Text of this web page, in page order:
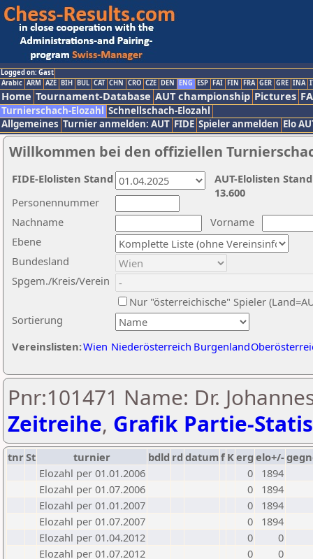
Logged on: Gast
Arabic ARM AZE BIH BUL CAT CHN CRO CZE DEN ENG ESP FAI FIN FRA GER GRE INA
Home Tournament-Database AUT championship Pictures
Turnierschach-Elozahl Schnellschach-Elozahl
Allgemeines Turnier anmelden: AUT FIDE Spieler anmelden Elo
Willkommen bei den offiziellen
Nachname
Vorname
Ebene
Sortierung
Personennummer
Bundesland
Spgem./Kreis/Verein
Nur "österreichische" Spieler
Vereinslisten:Wien Niederösterreich Burgenland
AUT-Elolisten
13.600
FIDE-Elolisten Stand
Pnr:101471 Name: Dr.
Zeitreihe, Grafik Partie-
tnrSt turnier bdld rd datumf Kerg elo+/-
Elozahl per 01.01.2006
0
1894
Elozahl per 01.07.2006
0
1894
Elozahl per 01.01.2007
0
1894
Elozahl per 01.07.2007
0
1894
Elozahl per 01.04.2012
0
0
Elozahl per 01.07.2012
0
0